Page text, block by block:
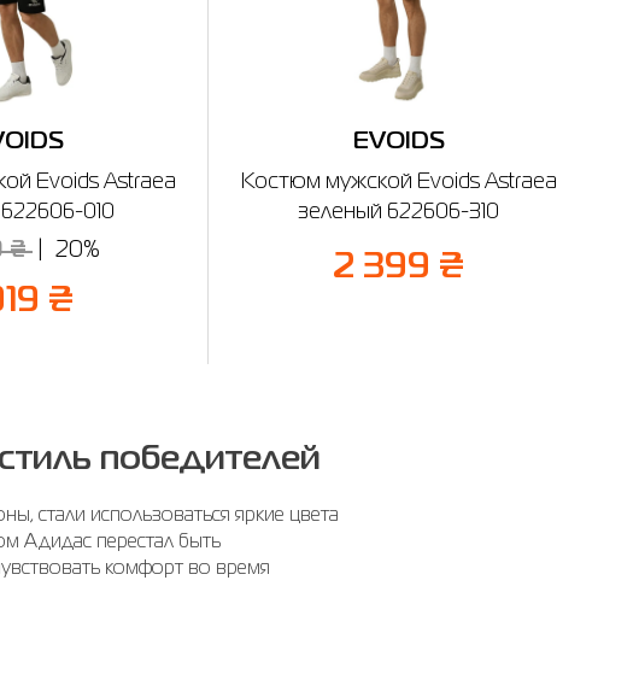
Evoids Astraea
010
₴ 20%
₴
EVOIDS
Костюм мужской Evoids Astraea
зеленый 622606-310
2 399 ₴
победителей
стали использоваться яркие цвета
Адидас перестал быть
комфорт во время